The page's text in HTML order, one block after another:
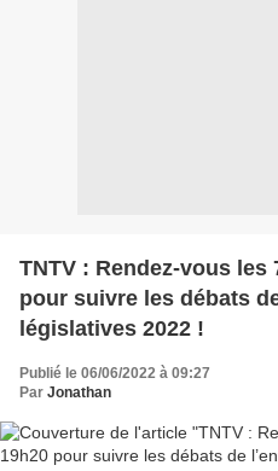
TNTV : Rendez-vous les
pour suivre les débats
législatives 2022 !
Publié le 06/06/2022 à 09:27
Par Jonathan